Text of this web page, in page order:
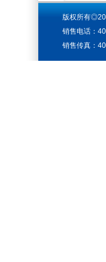
版权所有
销售电话：
销售传真：